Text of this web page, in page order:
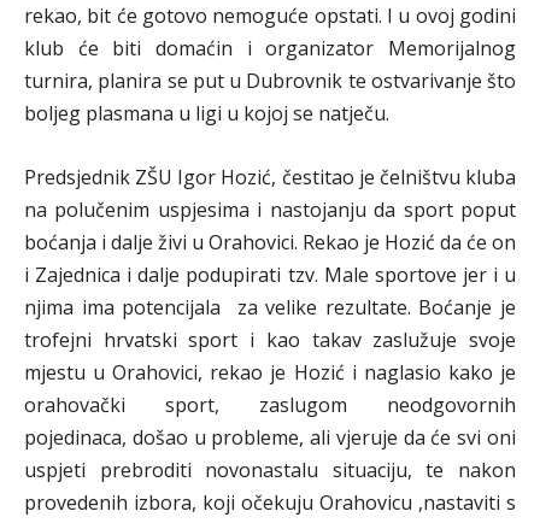
rekao, bit će gotovo nemoguće opstati. I u ovoj godini
klub će biti domaćin i organizator Memorijalnog
turnira, planira se put u Dubrovnik te ostvarivanje što
boljeg plasmana u ligi u kojoj se natječu.
Predsjednik ZŠU Igor Hozić, čestitao je čelništvu kluba
na polučenim uspjesima i nastojanju da sport poput
boćanja i dalje živi u Orahovici. Rekao je Hozić da će on
i Zajednica i dalje podupirati tzv. Male sportove jer i u
njima ima potencijala za velike rezultate. Boćanje je
trofejni hrvatski sport i kao takav zaslužuje svoje
mjestu u Orahovici, rekao je Hozić i naglasio kako je
orahovački sport, zaslugom neodgovornih
pojedinaca, došao u probleme, ali vjeruje da će svi oni
uspjeti prebroditi novonastalu situaciju, te nakon
provedenih izbora, koji očekuju Orahovicu ,nastaviti s